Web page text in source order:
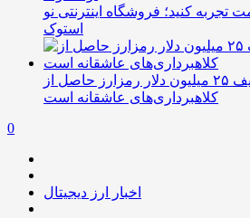
تجربه کنید؛ فروشگاه اینترنتی نو
استوک
آمریکا در پی توقیف ۲۵ میلیون دلار رمزارز حاصل از
کلاهبرداری‌های عاشقانه است
0
اخبار ارز دیجیتال